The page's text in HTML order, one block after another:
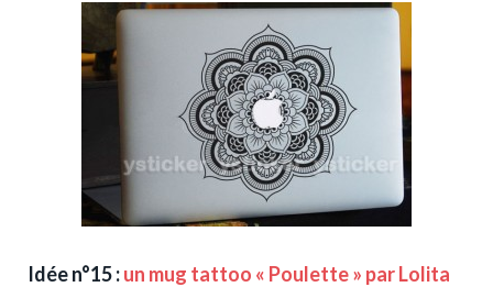
Idée n°15 :un mug tattoo « Poulette » par Lolita